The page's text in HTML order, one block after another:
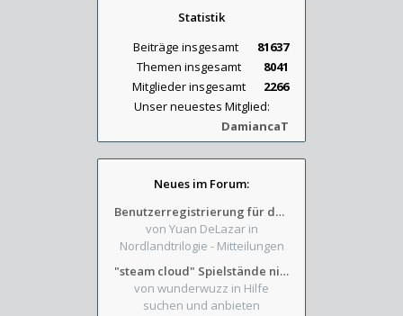
Statistik
Beiträge insgesamt
81637
Themen insgesamt
8041
Mitglieder insgesamt
2266
Unser neuestes Mitglied:
DamiancaT
Neues im Forum:
Benutzerregistrierung für das SchickHD-/SchweifHD-Forum gesperrt
von Yuan DeLazar in
Nordlandtrilogie - Mitteilungen
"steam cloud" Spielstände nicht verfügbar
von wunderwuzz in Hilfe
suchen und anbieten